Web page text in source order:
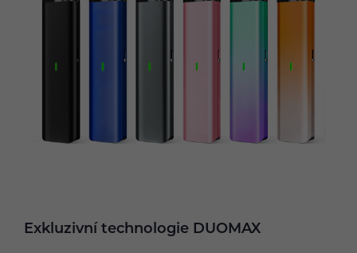
Exkluzivní technologie DUOMAX